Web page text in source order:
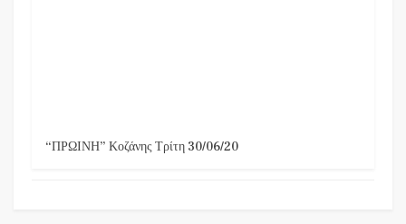
“ΠΡΩΙΝΗ” Κοζάνης Τρίτη 30/06/20